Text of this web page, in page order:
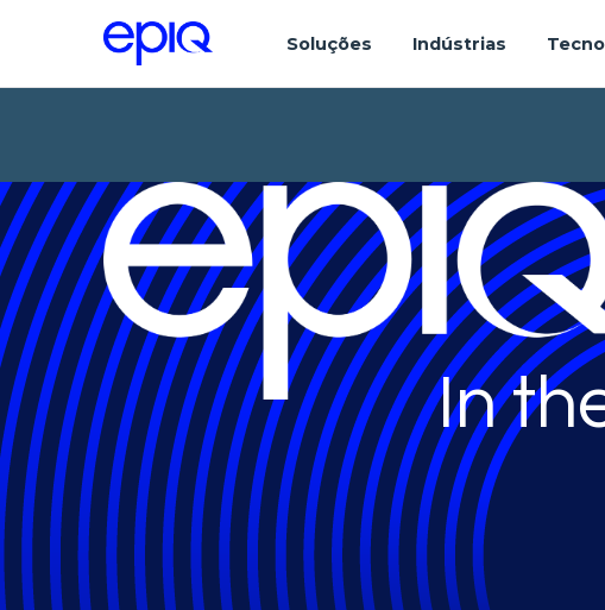
Soluções Indústrias
In